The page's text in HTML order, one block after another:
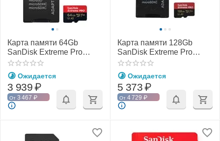
Карта памяти 64Gb
SanDisk Extreme Pro
microSDXC Class 10
UHS-I U3 V30 A2
Ожидается
3 939₽
От 3 467 ₽
Карта памяти 128Gb
SanDisk Extreme Pro
microSDXC Class 10
UHS-I U3 V30 A2
Ожидается
5 373₽
От 4 729 ₽